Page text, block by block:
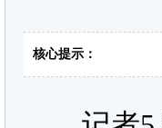
核心提示：